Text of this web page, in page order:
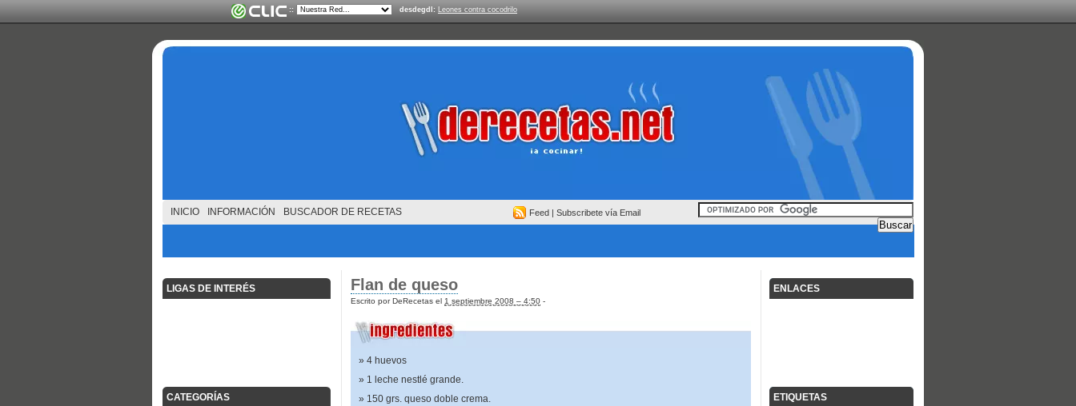
:: desdegdl: Leones contra cocodrilo
INICIO INFORMACIÓN BUSCADOR DE RECETAS Feed | Subscribete vía Email
LIGAS DE INTERÉS
CATEGORÍAS
Flan de queso
Escrito por DeRecetas el 1 septiembre 2008 – 4:50 -
4 huevos
1 leche nestlé grande.
150 grs. queso doble crema.
ENLACES
ETIQUETAS